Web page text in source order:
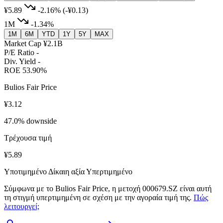
¥5.89 -2.16% (-¥0.13)
1M
-1.34%
1M 6M YTD 1Y 5Y MAX
Market Cap ¥2.1B
P/E Ratio -
Div. Yield -
ROE 53.90%
Bulios Fair Price
¥3.12
47.0% downside
Τρέχουσα τιμή
¥5.89
Υποτιμημένο Δίκαιη αξίαΥπερτιμημένο
Σύμφωνα με το Bulios Fair Price, η μετοχή 000679.SZ είναι αυτή
τη στιγμή υπερτιμημένη σε σχέση με την αγοραία τιμή της. Πώς
λειτουργεί;